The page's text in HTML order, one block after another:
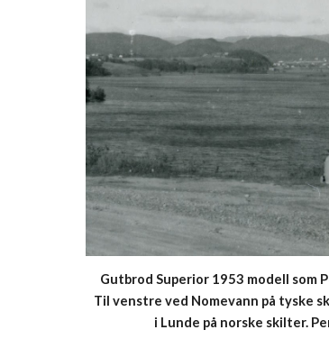
Gutbrod Superior 1953 modell som
Til venstre ved Nomevann på tyske
i Lunde på norske skilter.